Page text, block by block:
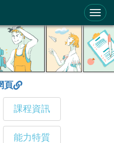
系統
頁
課程資訊
能力特質